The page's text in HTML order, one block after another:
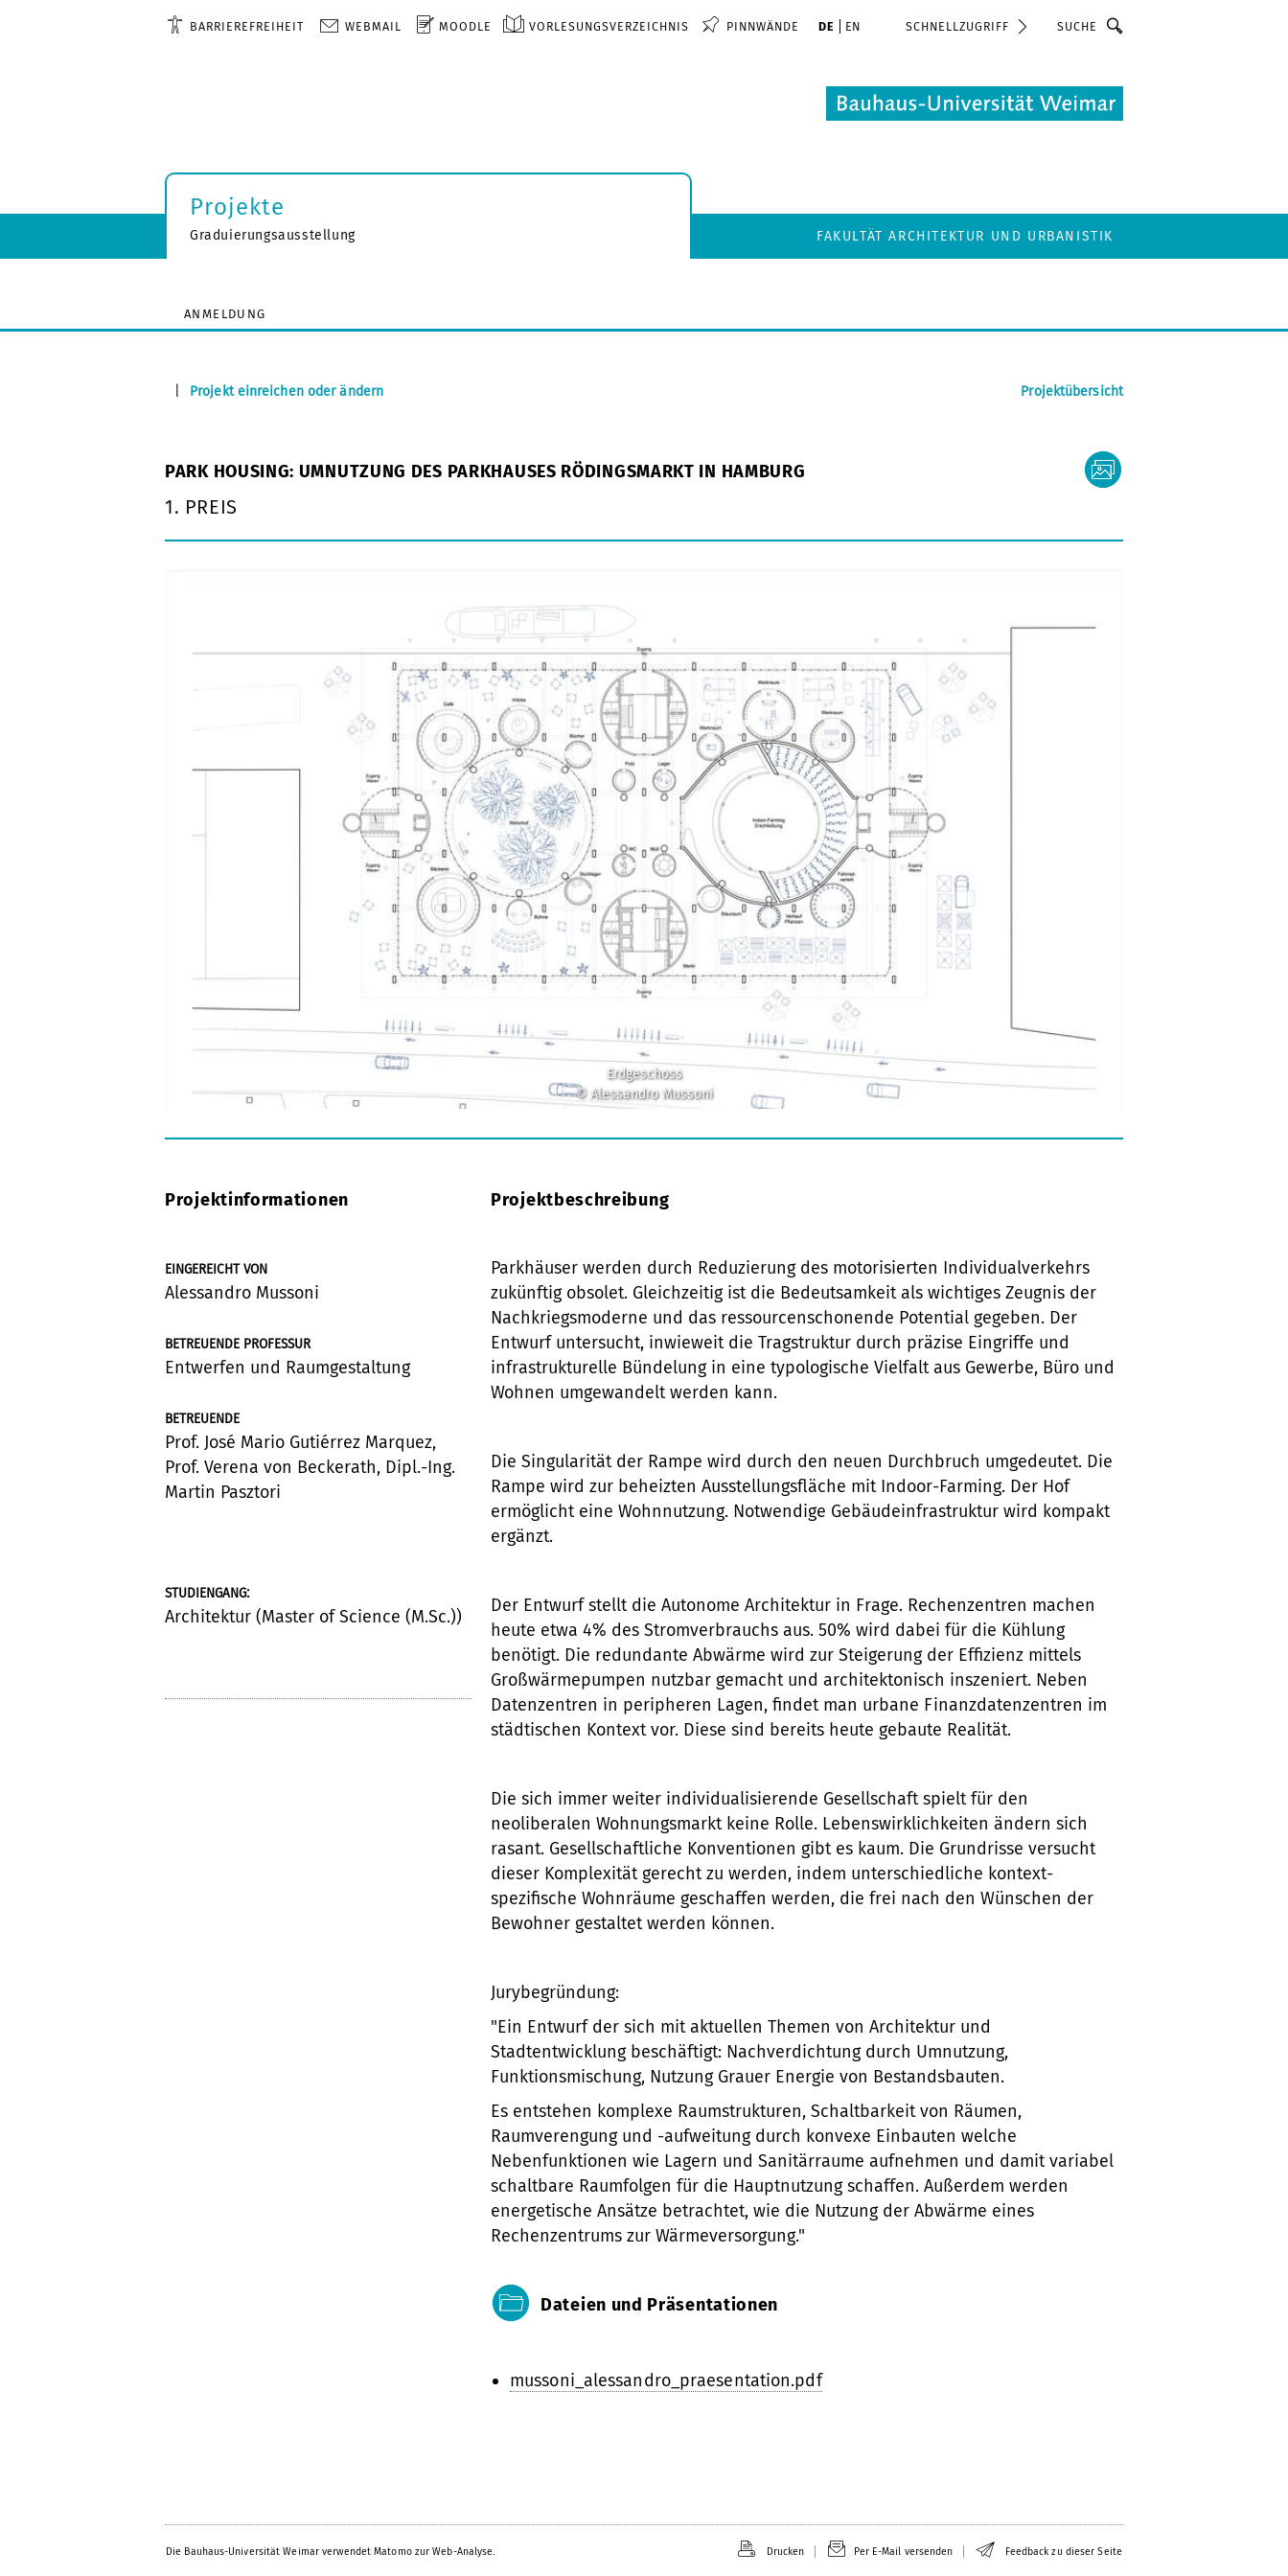
BARRIEREFREIHEIT WEBMAIL MOODLE VORLESUNGSVERZEICHNIS PINNWÄNDE DE EN SCHNELLZUGRIFF Suche
Projekte
Graduierungsausstellung FAKULTÄT ARCHITEKTUR UND URBANISTIK
ANMELDUNG
Projekt einreichen oder ändern Projektübersicht
PARK HOUSING: UMNUTZUNG DES PARKHAUSES RÖDINGSMARKT IN HAMBURG
1. PREIS
Erdgeschoss
© Alessandro Mussoni
Projektinformationen
EINGEREICHT VON
Alessandro Mussoni
BETREUENDE PROFESSUR
Entwerfen und Raumgestaltung
BETREUENDE
Prof. José Mario Gutiérrez Marquez,
Prof. Verena von Beckerath, Dipl.-Ing.
Martin Pasztori
STUDIENGANG:
Architektur (Master of Science (M.Sc.))
Projektbeschreibung
Parkhäuser werden durch Reduzierung des motorisierten Individualverkehrs
zukünftig obsolet. Gleichzeitig ist die Bedeutsamkeit als wichtiges Zeugnis der
Nachkriegsmoderne und das ressourcenschonende Potential gegeben. Der
Entwurf untersucht, inwieweit die Tragstruktur durch präzise Eingriffe und
infrastrukturelle Bündelung in eine typologische Vielfalt aus Gewerbe, Büro und
Wohnen umgewandelt werden kann.
Die Singularität der Rampe wird durch den neuen Durchbruch umgedeutet. Die
Rampe wird zur beheizten Ausstellungsfläche mit Indoor-Farming. Der Hof
ermöglicht eine Wohnnutzung. Notwendige Gebäudeinfrastruktur wird kompakt
ergänzt.
Der Entwurf stellt die Autonome Architektur in Frage. Rechenzentren machen
heute etwa 4% des Stromverbrauchs aus. 50% wird dabei für die Kühlung
benötigt. Die redundante Abwärme wird zur Steigerung der Effizienz mittels
Großwärmepumpen nutzbar gemacht und architektonisch inszeniert. Neben
Datenzentren in peripheren Lagen, findet man urbane Finanzdatenzentren im
städtischen Kontext vor. Diese sind bereits heute gebaute Realität.
Die sich immer weiter individualisierende Gesellschaft spielt für den
neoliberalen Wohnungsmarkt keine Rolle. Lebenswirklichkeiten ändern sich
rasant. Gesellschaftliche Konventionen gibt es kaum. Die Grundrisse versucht
dieser Komplexität gerecht zu werden, indem unterschiedliche kontext-
spezifische Wohnräume geschaffen werden, die frei nach den Wünschen der
Bewohner gestaltet werden können.
Jurybegründung:
"Ein Entwurf der sich mit aktuellen Themen von Architektur und
Stadtentwicklung beschäftigt: Nachverdichtung durch Umnutzung,
Funktionsmischung, Nutzung Grauer Energie von Bestandsbauten.
Es entstehen komplexe Raumstrukturen, Schaltbarkeit von Räumen,
Raumverengung und -aufweitung durch konvexe Einbauten welche
Nebenfunktionen wie Lagern und Sanitärraume aufnehmen und damit variabel
schaltbare Raumfolgen für die Hauptnutzung schaffen. Außerdem werden
energetische Ansätze betrachtet, wie die Nutzung der Abwärme eines
Rechenzentrums zur Wärmeversorgung."
Dateien und Präsentationen
mussoni_alessandro_praesentation.pdf
Die Bauhaus-Universität Weimar verwendet Matomo zur Web-Analyse. Drucken Per E-Mail versenden Feedback zu dieser Seite